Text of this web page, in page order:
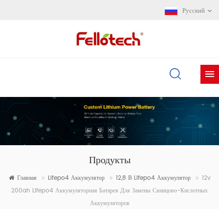
Русский
Продукты
Главная Lifepo4 Аккумулятор 12,8 В Lifepo4 Аккумулятор
12v
200ah Lifepo4 Аккумуляторная Батарея Для Замены Свинцово-Кислотных
Аккумуляторов